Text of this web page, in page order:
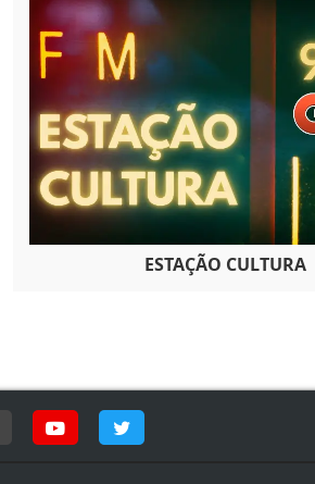
ESTAÇÃO CULTURA